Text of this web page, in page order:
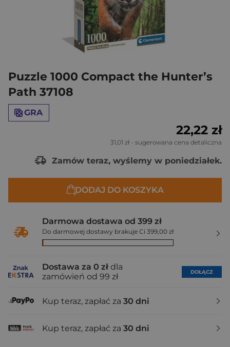
Puzzle 1000 Compact the Hunter’s
Path 37108
GRA
22,22 zł
31,01 zł - sugerowana cena detaliczna
Zamów teraz, wyślemy w poniedziałek.
DODAJ DO KOSZYKA
Darmowa dostawa od 399 zł
Do darmowej dostawy brakuje Ci 399,00 zł
Dostawa za 0 zł dla
zamówień od 99 zł
DOŁĄCZ
Kup teraz, zapłać za 30 dni
Kup teraz, zapłać za 30 dni